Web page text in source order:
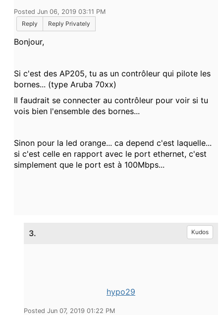
Posted Jun 06, 2019 03:11 PM
Reply
Reply Privately
Bonjour,
Si c'est des AP205, tu as un contrôleur qui pilote les
bornes... (type Aruba 70xx)
Il faudrait se connecter au contrôleur pour voir si tu
vois bien l'ensemble des bornes...
Sinon pour la led orange... ca depend c'est laquelle...
si c'est celle en rapport avec le port ethernet, c'est
simplement que le port est à 100Mbps...
3. Kudos
hypo29
Posted Jun 07, 2019 01:22 PM